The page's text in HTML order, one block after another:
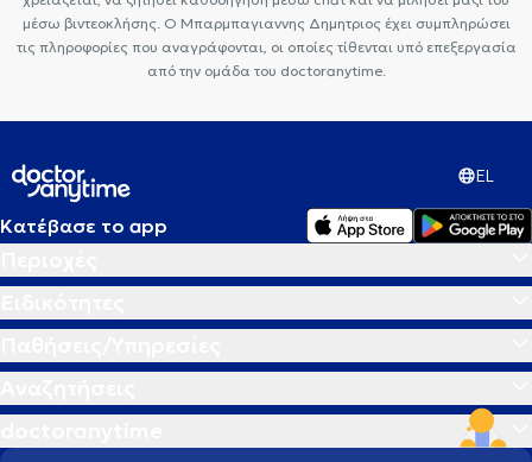
μέσω βιντεοκλήσης. Ο Μπαρμπαγιαννης Δημητριος έχει συμπληρώσει
τις πληροφορίες που αναγράφονται, οι οποίες τίθενται υπό επεξεργασία
από την ομάδα του doctoranytime.
EL
Κατέβασε το app